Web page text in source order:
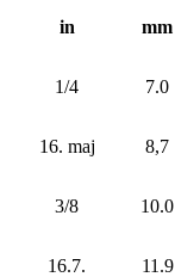
in mm
1/4 7.0
16. maj 8,7
3/8 10.0
16.7. 11.9